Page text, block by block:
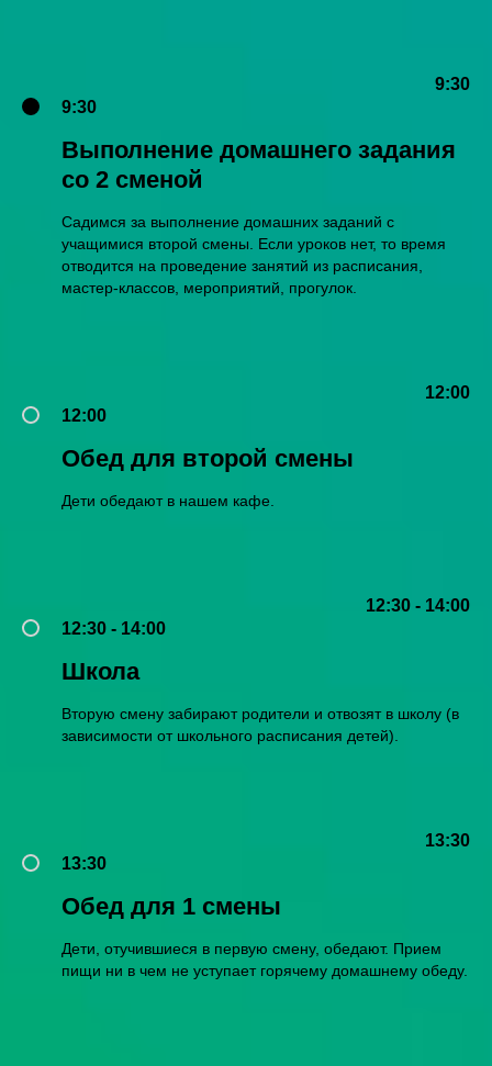
9:30
9:30
Выполнение домашнего задания
со 2 сменой
Садимся за выполнение домашних заданий с
учащимися второй смены. Если уроков нет, то время
отводится на проведение занятий из расписания,
мастер-классов, мероприятий, прогулок.
12:00
12:00
Обед для второй смены
Дети обедают в нашем кафе.
12:30 - 14:00
12:30 - 14:00
Школа
Вторую смену забирают родители и отвозят в школу (в
зависимости от школьного расписания детей).
13:30
13:30
Обед для 1 смены
Дети, отучившиеся в первую смену, обедают. Прием
пищи ни в чем не уступает горячему домашнему обеду.